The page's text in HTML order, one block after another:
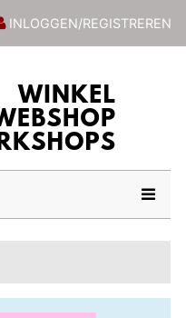
INLOGGEN/REGISTREREN